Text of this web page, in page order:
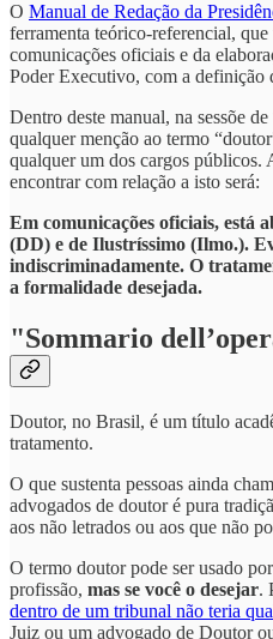
O Manual de Redação da
ferramenta teórico-referencial,
comunicações oficiais e da
Poder Executivo, com a definição
Dentro deste manual, na sessõe
qualquer menção ao termo
qualquer um dos cargos públicos.
encontrar com relação a isto será:
Em comunicações oficiais, está
(DD) e de Ilustríssimo (Ilmo.).
indiscriminadamente. O
a formalidade desejada.
"Sommario
Doutor, no Brasil, é um título
tratamento.
O que sustenta pessoas ainda
advogados de doutor é pura
aos não letrados ou aos que não
O termo doutor pode ser usado
profissão, mas se você o desejar.
dentro de um tribunal não teria
Juiz ou um advogado de Doutor